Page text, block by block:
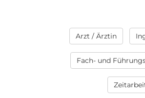
Arzt / Ärztin
Fach- und